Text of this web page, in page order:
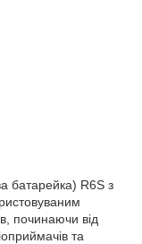
батарейка) R6S з
починаючи від
та